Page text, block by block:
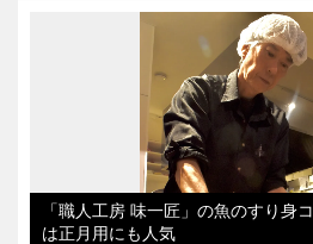
「職人工房 味一匠」の魚のすり身
は正月用にも人気